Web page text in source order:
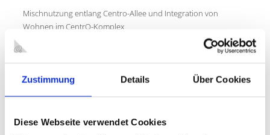
Zustimmung Details Über Cookies
Diese Webseite verwendet Cookies
Mischnutzung entlang Centro-Allee und Integration von
Wohnen im CentrO-Komplex
Die Mischnutzung (Dienstleistung, Büro, Hotel, Wohnen etc.)
entlang der Centro-Allee sind integraler Bestandteil der
weitergehenden Entwicklung der Neuen Mitte Oberhausen.
Neben den neuen Wohngebieten soll durch ausgeprägt
Einerseits werden dazu noch nicht bebaute Grundstücke (auch